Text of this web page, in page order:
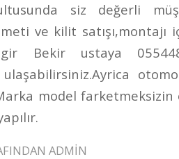
siz değerli
ve kilit satışı,montajı
Bekir ustaya
model
ADMIN